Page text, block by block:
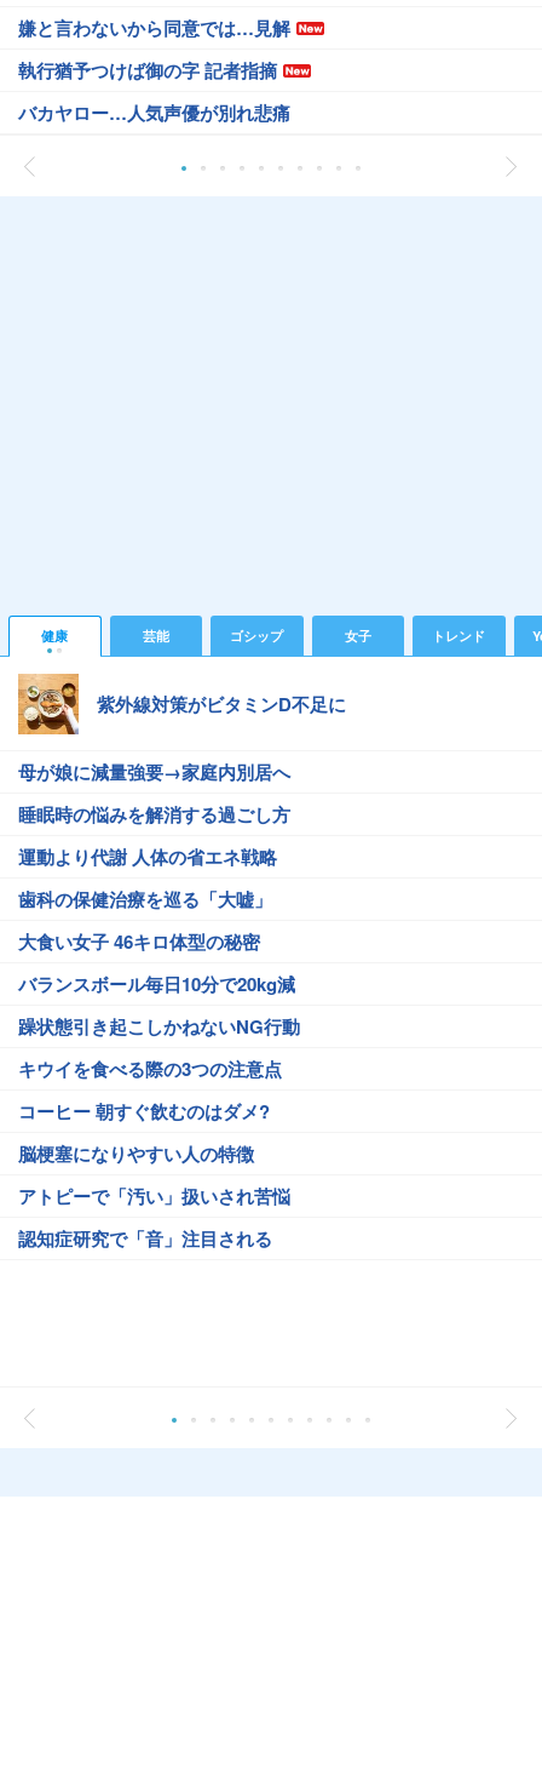
嫌と言わないから同意では…見解
執行猶予つけば御の字 記者指摘
バカヤロー…人気声優が別れ悲痛
健康 芸能 ゴシップ 女子 トレンド
紫外線対策がビタミンD不足に
母が娘に減量強要→家庭内別居へ
睡眠時の悩みを解消する過ごし方
運動より代謝 人体の省エネ戦略
歯科の保健治療を巡る「大嘘」
大食い女子 46キロ体型の秘密
バランスボール毎日10分で20kg減
躁状態引き起こしかねないNG行動
キウイを食べる際の3つの注意点
コーヒー 朝すぐ飲むのはダメ?
脳梗塞になりやすい人の特徴
アトピーで「汚い」扱いされ苦悩
認知症研究で「音」注目される